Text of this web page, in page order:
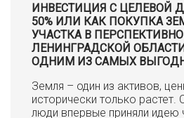
ИНВЕСТИЦИЯ С ЦЕЛЕВОЙ
50% ИЛИ КАК ПОКУПКА
УЧАСТКА В
ЛЕНИНГРАДСКОЙ
ОДНИМ ИЗ САМЫХ
Земля – один из активов,
исторически только растет.
люди впервые приняли идею